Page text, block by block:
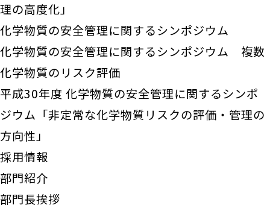
理の高度化」
化学物質の安全管理に関するシンポジウム
化学物質の安全管理に関するシンポジウム 複数
化学物質のリスク評価
平成30年度 化学物質の安全管理に関するシンポ
ジウム「非定常な化学物質リスクの評価・管理の
方向性」
採用情報
部門紹介
部門長挨拶